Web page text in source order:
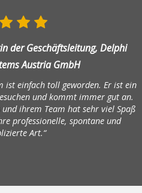
der Geschäftsleitung, Delphi
Austria GmbH
ist einfach toll geworden. Er ist ein
und kommt immer gut an.
ihrem Team hat sehr viel Spaß
professionelle, spontane und
Art.“